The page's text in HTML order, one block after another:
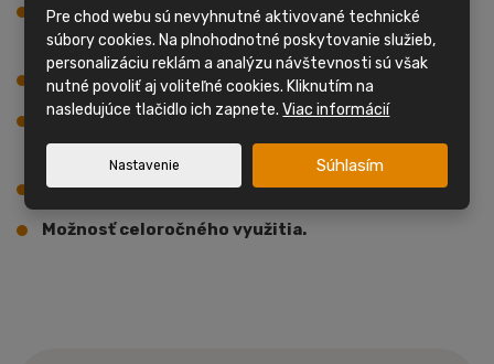
Súčasťou obývacej izby a kuchyne je jedálenský
kút.
V tomto dome sú 2 spálne, celkom 3 lôžka.
V poslednom rade sa v dome nachádza kúpeľňa so
sprchovacím kútom, umývadlom a WC.
Plynový kotol s radiátormi.
Možnosť celoročného využitia.
Pre chod webu sú nevyhnutné aktivované technické
súbory cookies. Na plnohodnotné poskytovanie služieb,
personalizáciu reklám a analýzu návštevnosti sú však
nutné povoliť aj voliteľné cookies. Kliknutím na
nasledujúce tlačidlo ich zapnete.Viac informácií
Nastavenie Súhlasím